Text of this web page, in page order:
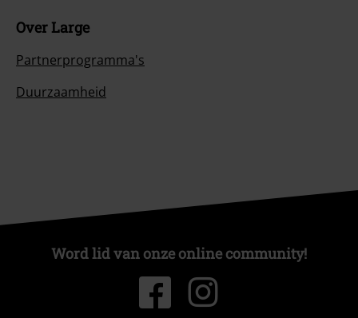
Over Large
Partnerprogramma's
Duurzaamheid
Word lid van onze online community!